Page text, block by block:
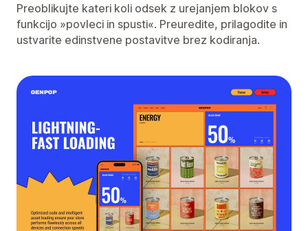
Preoblikujte kateri koli odsek z urejanjem blokov s
funkcijo »povleci in spusti«. Preuredite, prilagodite in
ustvarite edinstvene postavitve brez kodiranja.